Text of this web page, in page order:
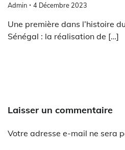
Admin 4 Décembre 2023
Une première dans l’histoire du
Sénégal : la réalisation de […]
Laisser un commentaire
Votre adresse e-mail ne sera